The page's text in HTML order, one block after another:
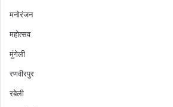
मनोरंजन
महोत्सव
मुंगेली
रणवीरपुर
रबेली